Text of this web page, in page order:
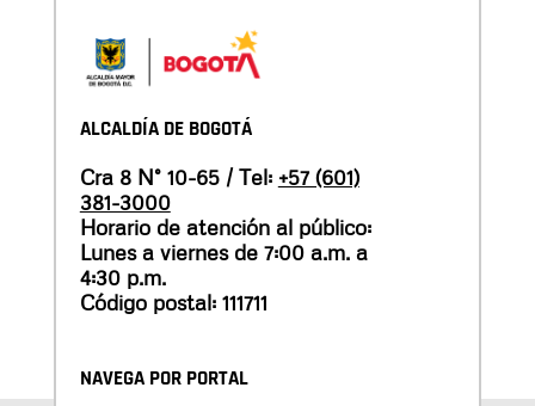
ALCALDÍA DE BOGOTÁ
Cra 8 N° 10-65 / Tel: +57 (601)
381-3000
Horario de atención al público:
Lunes a viernes de 7:00 a.m. a
4:30 p.m.
Código postal: 111711
NAVEGA POR PORTAL